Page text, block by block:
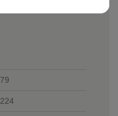
79
224